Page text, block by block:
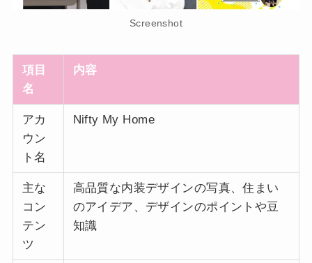
Screenshot
項目
名
内容
アカ
ウン
ト名
Nifty My Home
主な
コン
テン
ツ
高品質な内装デザインの写真、住まい
のアイデア、デザインのポイントや豆
知識